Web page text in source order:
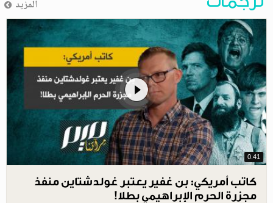
المزيد
0.41
كاتب أمريكي: بن غفير يعتبر غولدشتاين منفذ
مجزرة الحرم الإبراهيمي بطلا!